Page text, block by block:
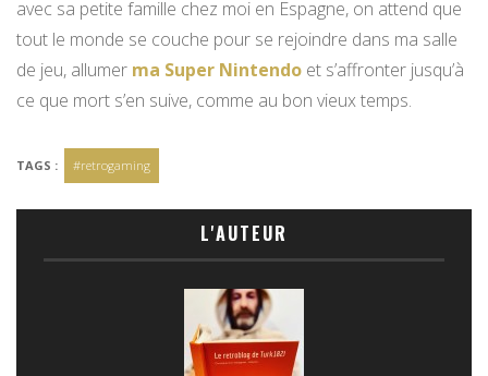
avec sa petite famille chez moi en Espagne, on attend que
tout le monde se couche pour se rejoindre dans ma salle
de jeu, allumer ma Super Nintendo et s’affronter jusqu’à
ce que mort s’en suive, comme au bon vieux temps.
TAGS : #retrogaming
L'AUTEUR